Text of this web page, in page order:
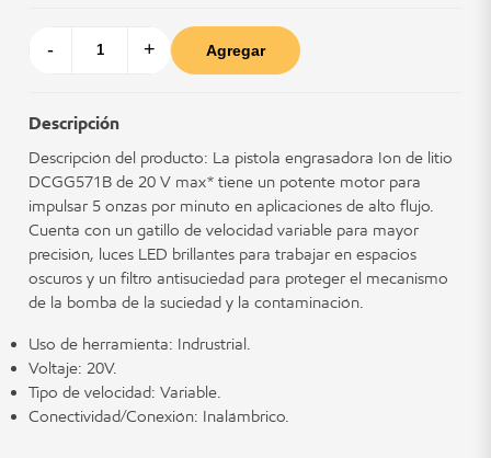
- + Agregar
Descripción
Descripción del producto: La pistola engrasadora Ion de litio
DCGG571B de 20 V max* tiene un potente motor para
impulsar 5 onzas por minuto en aplicaciones de alto flujo.
Cuenta con un gatillo de velocidad variable para mayor
precisión, luces LED brillantes para trabajar en espacios
oscuros y un filtro antisuciedad para proteger el mecanismo
de la bomba de la suciedad y la contaminación.
Uso de herramienta: Indrustrial.
Voltaje: 20V.
Tipo de velocidad: Variable.
Conectividad/Conexión: Inalámbrico.